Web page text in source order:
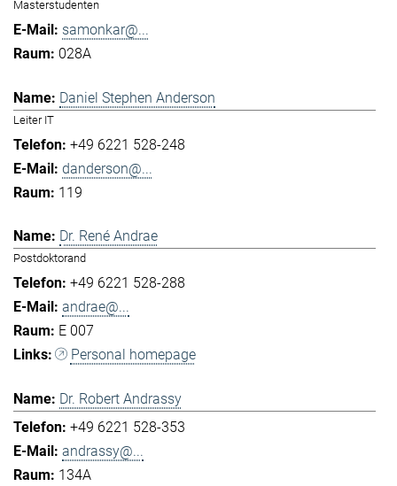
Masterstudenten
samonkar@...
028A
Daniel Stephen Anderson
Leiter IT
+49 6221 528-248
danderson@...
119
Dr. René Andrae
Postdoktorand
+49 6221 528-288
andrae@...
E 007
Personal homepage
Dr. Robert Andrassy
+49 6221 528-353
andrassy@...
134A